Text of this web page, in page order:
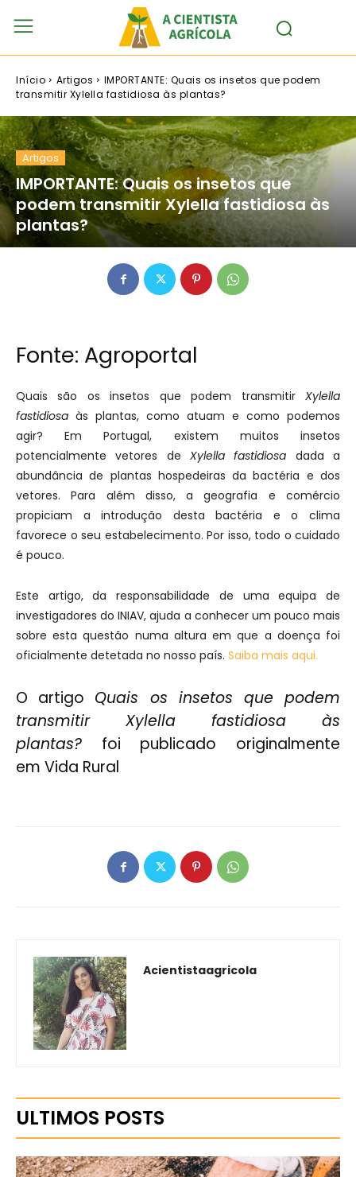
Início Artigos
IMPORTANTE: Quais os insetos que podem
transmitir Xylella fastidiosa às plantas?
Artigos
IMPORTANTE: Quais os insetos que
podem transmitir Xylella fastidiosa às
plantas?
Fonte: Agroportal
Quais são os insetos que podem transmitir Xylella
fastidiosa às plantas, como atuam e como podemos
agir? Em Portugal, existem muitos insetos
potencialmente vetores de Xylella fastidiosa dada a
abundância de plantas hospedeiras da bactéria e dos
vetores. Para além disso, a geografia e comércio
propiciam a introdução desta bactéria e o clima
favorece o seu estabelecimento. Por isso, todo o cuidado
é pouco.
Este artigo, da responsabilidade de uma equipa de
investigadores do INIAV, ajuda a conhecer um pouco mais
sobre esta questão numa altura em que a doença foi
oficialmente detetada no nosso país. Saiba mais aqui.
O artigo Quais os insetos que podem
transmitir Xylella fastidiosa às
plantas? foi publicado originalmente
em Vida Rural
Acientistaagricola
ULTIMOS POSTS